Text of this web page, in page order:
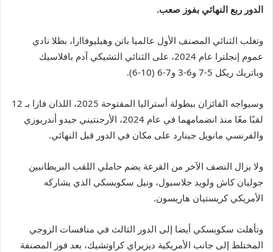
الدور ربع النهائي بفوز صعب.
وتغلب الثنائي المصنف الأول عالميا باتن وهيليوفاارا، بطلا نادي
عموم إنجلترا عام 2024، على الثنائي التشيكي آدم بافلاسيك
وباتريك ريكل 5-7 و6-3 و7-6 (10-6).
وسيواجه الفائزان ببطولة أستراليا المفتوحة 2025، اللذان فازا بـ 12
لقبًا معًا منذ انضمامهما في عام 2024، الأرجنتيني جيدو أندريوزي
والفرنسي مانويل جينارد على مكان في الدور قبل النهائي.
ولا يزال النصف الآخر من القرعة يضم حاملي اللقب البريطانيين
جوليان كاش ولويد جلاسبول، ونيل سكوبسكي الذي يشاركه
الأمريكي كريستيان هاريسون.
وتأهلت سكوبسكي أيضا إلى الدور الثالث في منافسات الزوجي
المختلط إلى جانب الأمريكية ديزيراي كراوتشيك، بعد فوز المصنفة